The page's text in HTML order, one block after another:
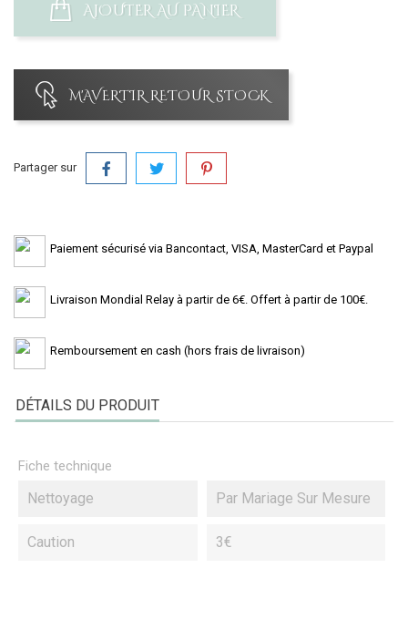
AJOUTER AU PANIER
M'AVERTIR RETOUR STOCK
Partager sur
Paiement sécurisé via Bancontact, VISA, MasterCard et Paypal
Livraison Mondial Relay à partir de 6€. Offert à partir de 100€.
Remboursement en cash (hors frais de livraison)
DÉTAILS DU PRODUIT
Fiche technique
Nettoyage Par Mariage Sur Mesure
Caution 3€